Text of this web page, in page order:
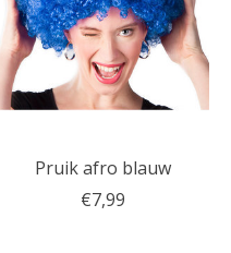
Pruik afro blauw
€7,99